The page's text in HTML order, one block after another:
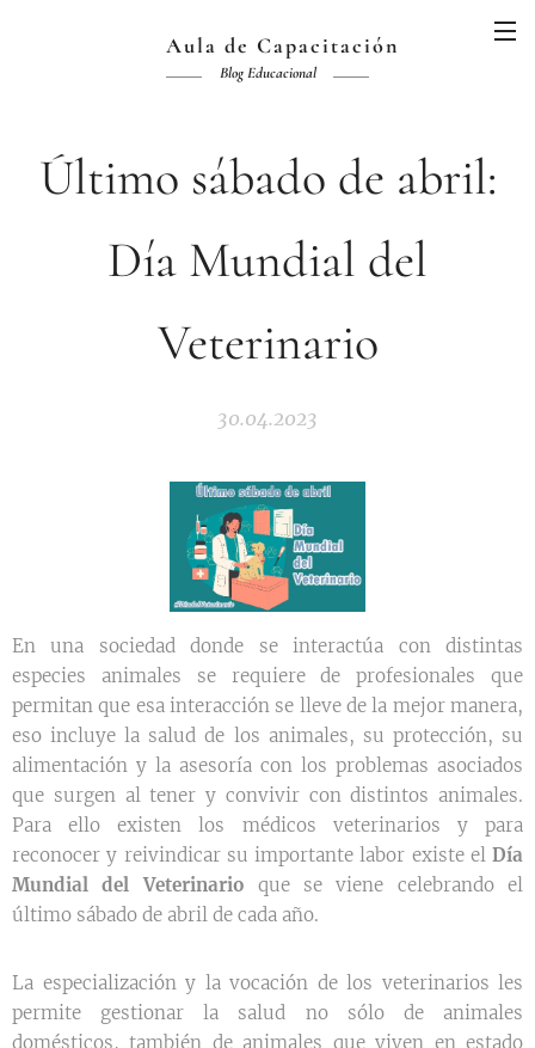
Aula de Capacitación
Blog Educacional
Último sábado de abril:
Día Mundial del
Veterinario
30.04.2023
En una sociedad donde se interactúa con distintas
especies animales se requiere de profesionales que
permitan que esa interacción se lleve de la mejor manera,
eso incluye la salud de los animales, su protección, su
alimentación y la asesoría con los problemas asociados
que surgen al tener y convivir con distintos animales.
Para ello existen los médicos veterinarios y para
reconocer y reivindicar su importante labor existe el Día
Mundial del Veterinario que se viene celebrando el
último sábado de abril de cada año.
La especialización y la vocación de los veterinarios les
permite gestionar la salud no sólo de animales
domésticos, también de animales que viven en estado